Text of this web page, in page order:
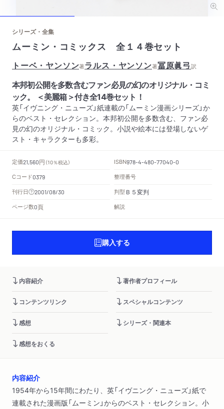
シリーズ・全集
ムーミン・コミックス 全１４巻セット
トーベ・ヤンソン著ラルス・ヤンソン著冨原眞弓訳
本邦初公開を多数含むファン必見の幻のオリジナル・コミ
ック。 ＜美麗箱＞付き全14巻セット！
英「イヴニング・ニューズ」紙連載の「ムーミン漫画シリーズ」か
らのベスト・セレクション。本邦初公開を多数含む、ファン必
見の幻のオリジナル・コミック。小説や絵本には登場しないゲ
スト・キャラクターも多彩。
定価21,560円 （10％税込） ISBN978-4-480-77040-0
Cコード0379
整理番号
刊行日
2001/08/30 判型 Ｂ５変判
ページ数0頁 解説
購入する
内容紹介 著作者プロフィール
コンテンツリンク スペシャルコンテンツ
感想 シリーズ・関連本
感想をおくる
内容紹介
1954年から15年間にわたり、英「イヴニング・ニューズ」紙で
連載された漫画版「ムーミン」からのベスト・セレクション。小